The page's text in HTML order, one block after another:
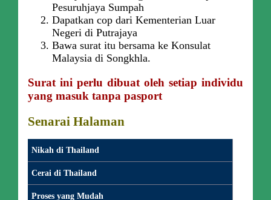
Pesuruhjaya Sumpah
Dapatkan cop dari Kementerian Luar
Negeri di Putrajaya
Bawa surat itu bersama ke Konsulat
Malaysia di Songkhla.
Surat ini perlu dibuat oleh setiap individu
yang masuk tanpa pasport
Senarai Halaman
Nikah di Thailand
Cerai di Thailand
Proses yang Mudah